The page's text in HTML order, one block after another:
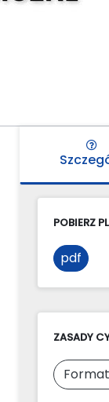
POBIERZ
pdf
ZASADY